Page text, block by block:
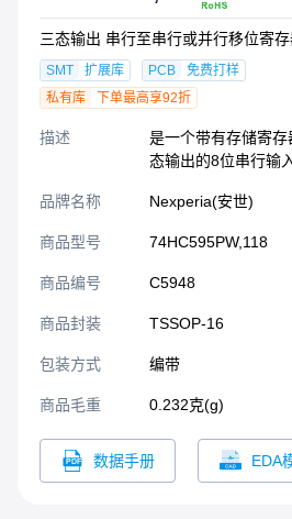
三态输出 串行至串行或并行移位寄
SMT 扩展库 PCB
免费打样
私有库
下单最高享92折
描述
是一个带有存储寄存
态输出的8位串行输
位寄存器和存储寄存
个串行输入 (DS) 和
输出 (Q7S) 以实现级
入。MR 上的低电平
入的低到高转换时移
时，存储寄存器中的
出现在输出端。OE
平使输出呈现高阻抗
态。OE 输入的操作
品牌名称 Nexperia(安世)
商品型号 74HC595PW,118
商品编号 C5948
商品封装 TSSOP-16​
包装方式 编带
商品毛重 0.232克(g)
数据手册 EDA